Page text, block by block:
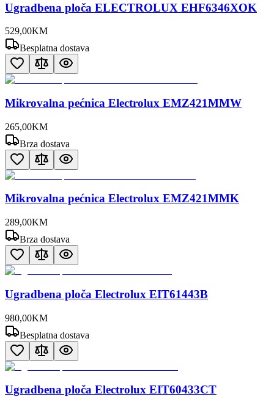
Ugradbena ploča ELECTROLUX EHF6346XOK
529,00KM
Besplatna dostava
Mikrovalna pećnica Electrolux EMZ421MMW
265,00KM
Brza dostava
Mikrovalna pećnica Electrolux EMZ421MMK
289,00KM
Brza dostava
Ugradbena ploča Electrolux EIT61443B
980,00KM
Besplatna dostava
Ugradbena ploča Electrolux EIT60433CT